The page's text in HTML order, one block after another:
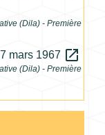
(Dila) - Première
mars 1967 open_in_new
(Dila) - Première